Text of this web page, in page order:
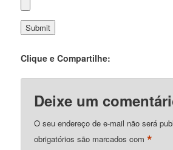
Clique e Compartilhe:
Deixe um
O seu endereço de e-mail não será
obrigatórios são marcados com*